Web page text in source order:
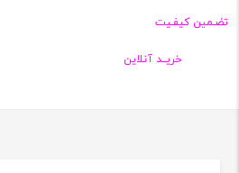
تضـمین کیفـیت
خریــد آنلاین